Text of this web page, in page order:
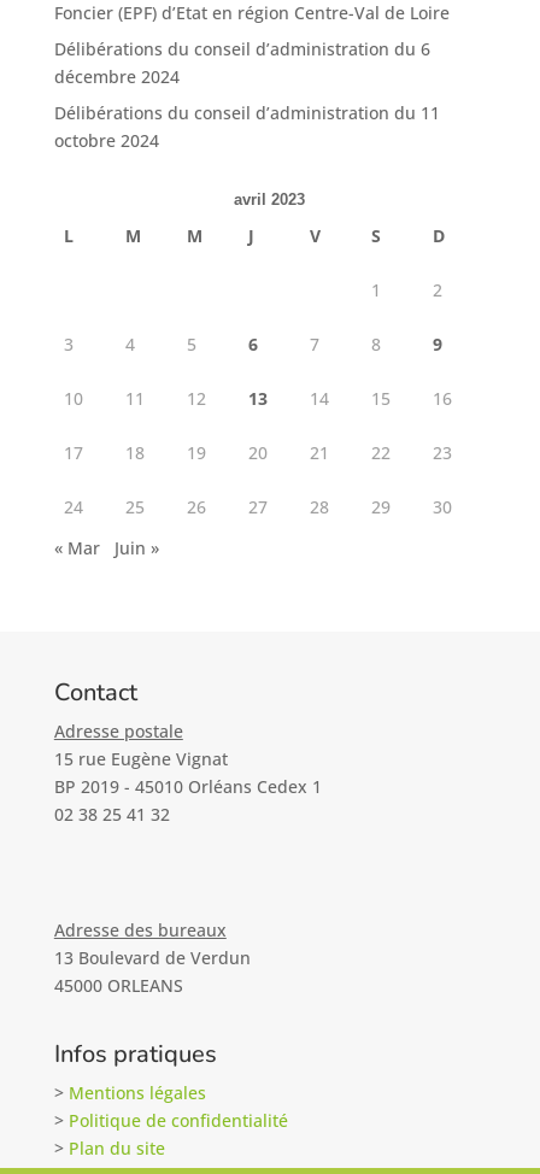
Foncier (EPF) d’Etat en région Centre-Val de Loire
Délibérations du conseil d’administration du 6
décembre 2024
Délibérations du conseil d’administration du 11
octobre 2024
avril 2023
L M M J V S D
1 2
3 4 5 6 7 8 9
10 11 12 13 14 15 16
17 18 19 20 21 22 23
24 25 26 27 28 29
30
« Mar
Juin »
Contact
Adresse postale
15 rue Eugène Vignat
BP 2019 - 45010 Orléans Cedex 1
02 38 25 41 32
Adresse des bureaux
13 Boulevard de Verdun
45000 ORLEANS
Infos pratiques
> Mentions légales
> Politique de confidentialité
> Plan du site